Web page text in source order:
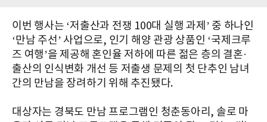
이번 행사는 ‘저출산과 전쟁 100대 실행 과제’ 중 하나인
‘만남 주선’ 사업으로, 인기 해양 관광 상품인 ‘국제크루
즈 여행’을 제공해 혼인율 저하에 따른 젊은 층의 결혼·
출산의 인식변화 개선 등 저출생 문제의 첫 단추인 남녀
간의 만남을 장려하기 위해 추진됐다.
대상자는 경북도 만남 프로그램인 청춘동아리, 솔로 마